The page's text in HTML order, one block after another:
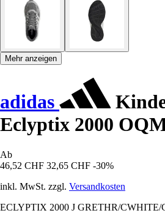
Mehr anzeigen
adidas
Eclyptix 2000
Ab
46,52 CHF 32,65 CHF -30%
inkl. MwSt. zzgl. Versandkosten
ECLYPTIX 2000 J GRETHR/CWHITE/